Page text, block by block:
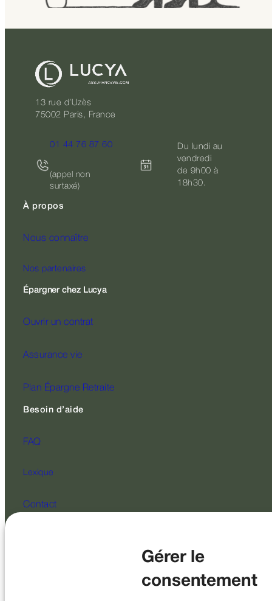
Gérer le
consentement
13 rue d’Uzès
75002 Paris, France
01 44 76 87 60
(appel non
surtaxé)
Du lundi au
vendredi
de 9h00 à
18h30.
À propos
Nous connaître
Nos partenaires
Épargner chez Lucya
Ouvrir un contrat
Assurance vie
Plan Épargne Retraite
Besoin d’aide
FAQ
Lexique
Contact